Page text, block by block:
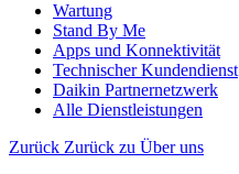
Wartung
Stand By Me
Apps und Konnektivität
Technischer Kundendienst
Daikin Partnernetzwerk
Alle Dienstleistungen
Zurück Zurück zu Über uns